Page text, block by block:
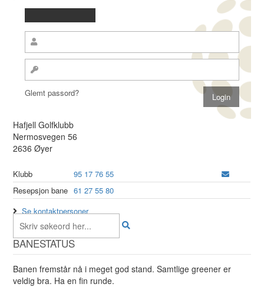
Glemt passord?
Hafjell Golfklubb
Nermosvegen 56
2636 Øyer
Klubb
95 17 76 55
Resepsjon bane 61 27 55 80
Se kontaktpersoner
BANESTATUS
Banen fremstår nå i meget god stand. Samtlige greener er
veldig bra. Ha en fin runde.